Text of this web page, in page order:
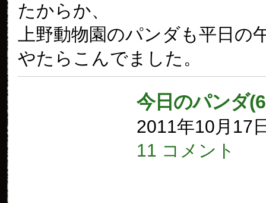
たからか、
上野動物園のパンダも平日の
やたらこんでました。
今日のパンダ
2011年10月17
11 コメント